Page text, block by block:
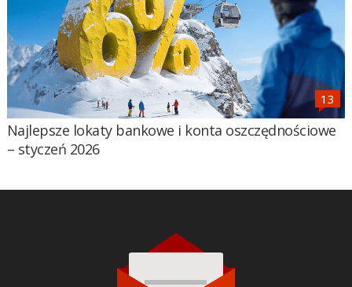
Najlepsze lokaty bankowe i konta oszczędnościowe
– styczeń 2026